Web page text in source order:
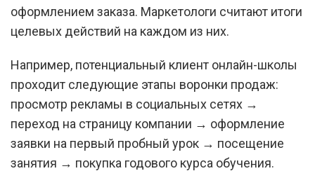
оформлением заказа. Маркетологи считают итоги
целевых действий на каждом из них.
Например, потенциальный клиент онлайн-школы
проходит следующие этапы воронки продаж:
просмотр рекламы в социальных сетях →
переход на страницу компании → оформление
заявки на первый пробный урок → посещение
занятия → покупка годового курса обучения.